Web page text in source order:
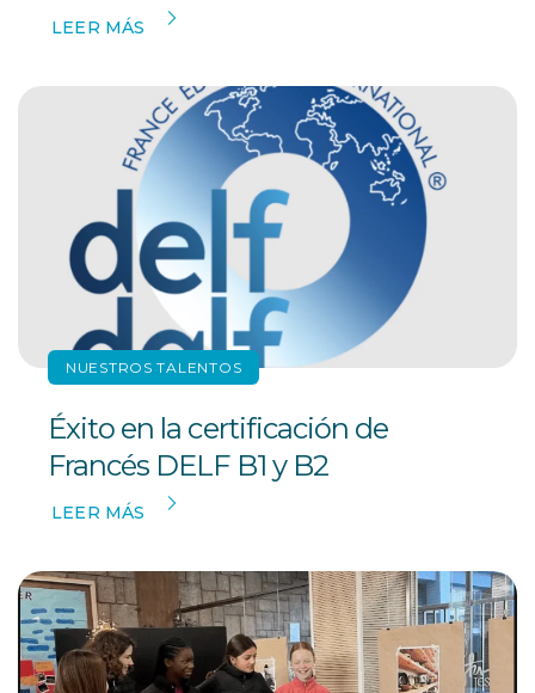
LEER MÁS
NUESTROS TALENTOS
Éxito en la certificación de
Francés DELF B1 y B2
LEER MÁS